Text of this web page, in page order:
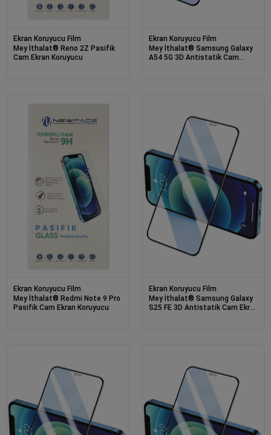
Ekran Koruyucu Film
Mey İthalat® Reno 2Z Pasifik
Cam Ekran Koruyucu
Ekran Koruyucu Film
Mey İthalat® Samsung Galaxy
A54 5G 3D Antistatik Cam
Ekran Koruyucu Film
Mey İthalat® Redmi Note 9 Pro
Pasifik Cam Ekran Koruyucu
Ekran Koruyucu Film
Mey İthalat® Samsung Galaxy
S25 FE 3D Antistatik Cam Ekran